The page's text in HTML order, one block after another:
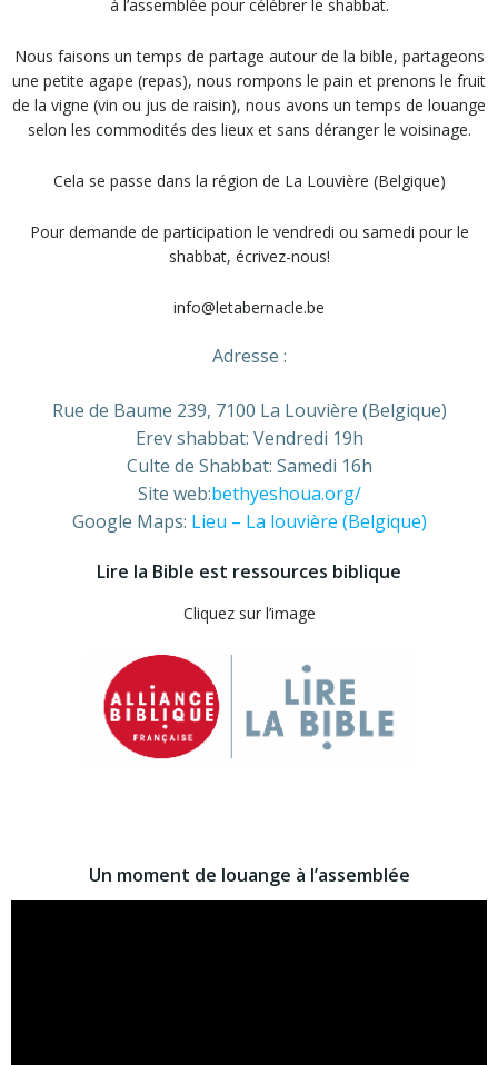
à l’assemblée pour célébrer le shabbat.
Nous faisons un temps de partage autour de la bible, partageons
une petite agape (repas), nous rompons le pain et prenons le fruit
de la vigne (vin ou jus de raisin), nous avons un temps de louange
selon les commodités des lieux et sans déranger le voisinage.
Cela se passe dans la région de La Louvière (Belgique)
Pour demande de participation le vendredi ou samedi pour le
shabbat, écrivez-nous!
info@letabernacle.be
Adresse :
Rue de Baume 239, 7100 La Louvière (Belgique)
Erev shabbat: Vendredi 19h
Culte de Shabbat: Samedi 16h
Site web:bethyeshoua.org/
Google Maps: Lieu – La louvière (Belgique)
Lire la Bible est ressources biblique
Cliquez sur l’image
Un moment de louange à l’assemblée